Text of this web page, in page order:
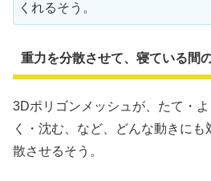
くれるそう。
重力を分散させて、寝ている間
3Dポリゴンメッシュが、たて・
く・沈む、など、どんな動きに
散させるそう。